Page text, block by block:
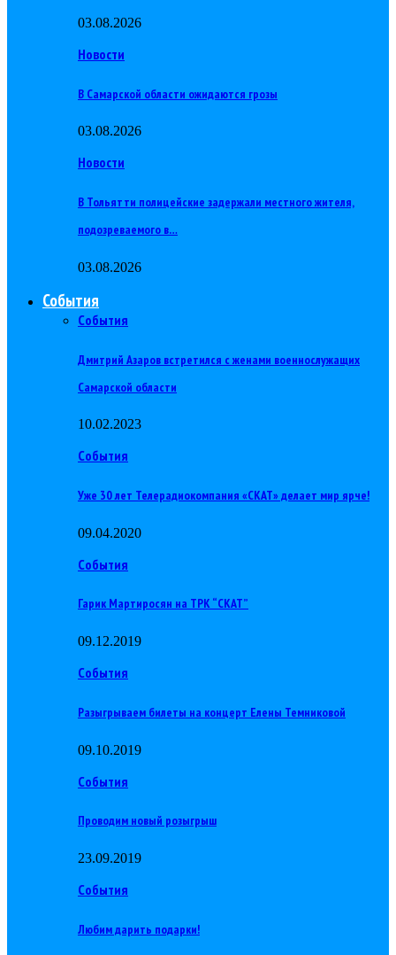
03.08.2026
Новости
В Самарской области ожидаются грозы
03.08.2026
Новости
В Тольятти полицейские задержали местного жителя,
подозреваемого в…
03.08.2026
События
События
Дмитрий Азаров встретился с женами военнослужащих
Самарской области
10.02.2023
События
Уже 30 лет Телерадиокомпания «СКАТ» делает мир ярче!
09.04.2020
События
Гарик Мартиросян на ТРК “СКАТ”
09.12.2019
События
Разыгрываем билеты на концерт Елены Темниковой
09.10.2019
События
Проводим новый розыгрыш
23.09.2019
События
Любим дарить подарки!